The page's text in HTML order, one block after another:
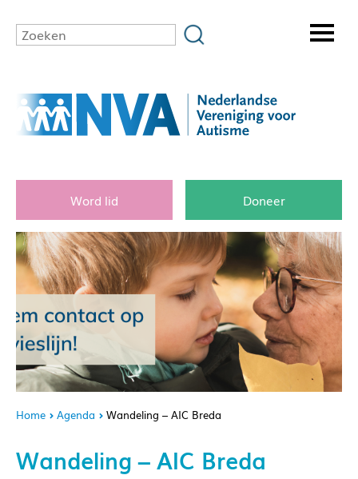
Word lid Doneer
Home Agenda Wandeling – AIC Breda
Wandeling – AIC Breda